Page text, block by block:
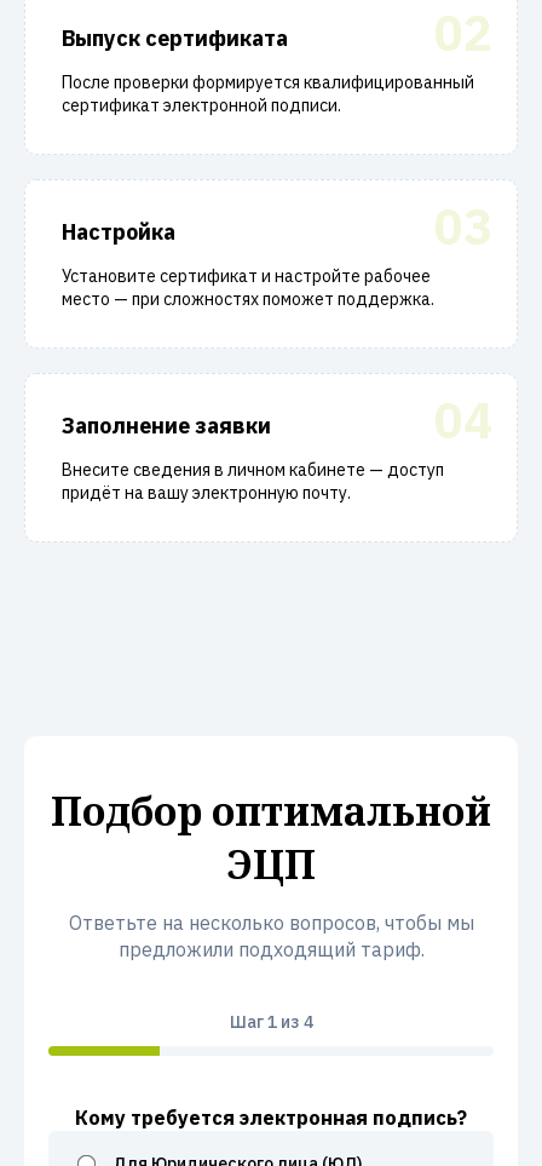
02
Выпуск сертификата
После проверки формируется квалифицированный
сертификат электронной подписи.
03
Настройка
Установите сертификат и настройте рабочее
место — при сложностях поможет поддержка.
04
Заполнение заявки
Внесите сведения в личном кабинете — доступ
придёт на вашу электронную почту.
Подбор оптимальной
ЭЦП
Ответьте на несколько вопросов, чтобы мы
предложили подходящий тариф.
Шаг1из 4
Кому требуется электронная подпись?